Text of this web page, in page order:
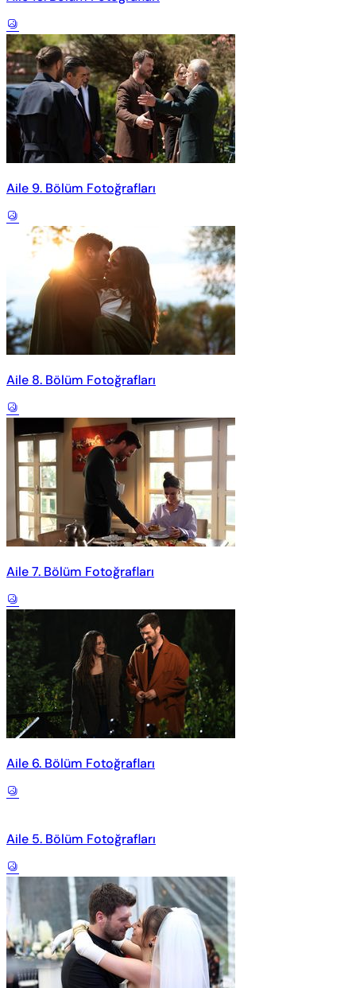
Aile 9. Bölüm Fotoğrafları
Aile 8. Bölüm Fotoğrafları
Aile 7. Bölüm Fotoğrafları
Aile 6. Bölüm Fotoğrafları
Aile 5. Bölüm Fotoğrafları